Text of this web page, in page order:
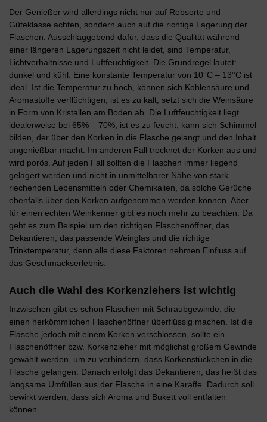
Der Genießer wird allerdings nicht nur auf Rebsorte und
Güteklasse achten, sondern auch auf die richtige Lagerung der
Flaschen. Ausschlaggebend dafür, dass die Qualität während
einer längeren Lagerungszeit nicht leidet, sind Temperatur,
Lichtverhältnisse und Luftfeuchtigkeit. Die Grundregel lautet:
dunkel und kühl. Eine konstante Temperatur von 10°C – 13°C ist
ideal. Ist die Temperatur zu hoch, können sich Kohlensäure und
Aromastoffe verflüchtigen, ist es zu kalt, setzt sich die Weinsäure
in Form von Kristallen am Boden ab. Die Luftfeuchtigkeit liegt
idealerweise bei 65% – 70%, ist es zu feucht, kann sich Schimmel
bilden, der über den Korken in die Flasche gelangt und den Inhalt
ungenießbar macht. Im anderen Fall trocknet der Korken aus und
wird porös. Auf jeden Fall sollten die Flaschen immer liegend
gelagert werden und nicht in unmittelbarer Nähe von stark
riechenden Lebensmitteln oder Chemikalien, da solche Gerüche
ebenfalls über den Korken aufgenommen werden können. Aber
für einen echten Weinkenner gibt es noch mehr zu beachten. Da
geht es zum Beispiel um den richtigen Flaschenöffner, das
Dekantieren, das passende Weinglas und die richtige
Trinktemperatur, denn alle diese Faktoren nehmen Einfluss auf
das Geschmackserlebnis.
Auch die Wahl des Korkenziehers ist wichtig
Inzwischen gibt es schon Flaschen mit Schraubgewinde, die
einen herkömmlichen Flaschenöffner überflüssig machen. Ist die
Flasche jedoch mit einem Korken verschlossen, sollte ein
Flaschenöffner bzw. Korkenzieher mit möglichst großem Gewinde
gewählt werden, um zu verhindern, dass Korkenstückchen in die
Flasche gelangen. Danach erfolgt das Dekantieren, das heißt das
langsame Umfüllen aus der Flasche in eine Karaffe. Dadurch soll
bewirkt werden, dass sich Aroma und Bukett voll entfalten
können.